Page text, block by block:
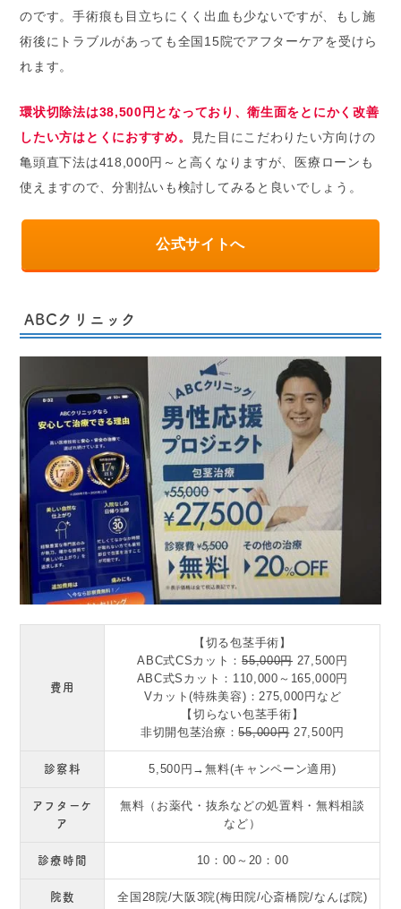
のです。手術痕も目立ちにくく出血も少ないですが、もし施
術後にトラブルがあっても全国15院でアフターケアを受けら
れます。
環状切除法は38,500円となっており、衛生面をとにかく改善
したい方はとくにおすすめ。
見た目にこだわりたい方向けの
亀頭直下法は418,000円～と高くなりますが、医療ローンも
使えますので、分割払いも検討してみると良いでしょう。
公式サイトへ
ABCクリニック
費用
【切る包茎手術】
ABC式CSカット：55,000円 27,500円
ABC式Sカット：110,000～165,000円
Vカット(特殊美容)：275,000円など
【切らない包茎手術】
非切開包茎治療：55,000円27,500円
診察料 5,500円→無料(キャンペーン適用)
アフターケ
ア
無料（お薬代・抜糸などの処置料・無料相談
など）
診療時間 10：00～20：00
院数 全国28院/大阪3院(梅田院/心斎橋院/なんば院)